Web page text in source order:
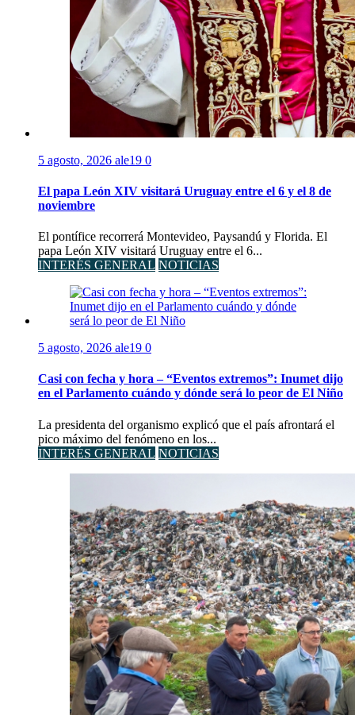
5 agosto, 2026 ale19 0
El papa León XIV visitará Uruguay entre el 6 y el 8 de
noviembre
El pontífice recorrerá Montevideo, Paysandú y Florida. El
papa León XIV visitará Uruguay entre el 6...
INTERÉS GENERAL NOTICIAS
5 agosto, 2026 ale19 0
Casi con fecha y hora – “Eventos extremos”: Inumet dijo
en el Parlamento cuándo y dónde será lo peor de El Niño
La presidenta del organismo explicó que el país afrontará el
pico máximo del fenómeno en los...
INTERÉS GENERAL NOTICIAS